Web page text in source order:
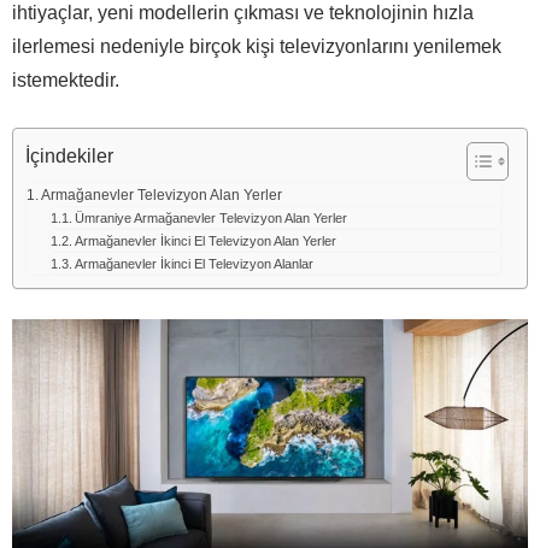
ihtiyaçlar, yeni modellerin çıkması ve teknolojinin hızla
ilerlemesi nedeniyle birçok kişi televizyonlarını yenilemek
istemektedir.
İçindekiler
Armağanevler Televizyon Alan Yerler
Ümraniye Armağanevler Televizyon Alan Yerler
Armağanevler İkinci El Televizyon Alan Yerler
Armağanevler İkinci El Televizyon Alanlar